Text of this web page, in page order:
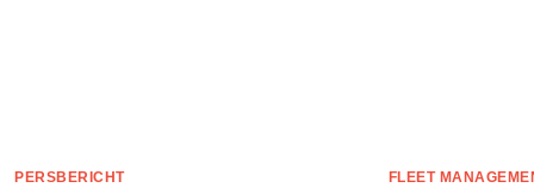
PERSBERICHT FLEET